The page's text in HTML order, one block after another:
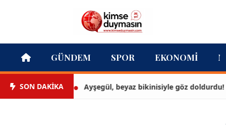
GÜNDEM SPOR EKONOMI
SON DAKİKA Ayşegül, beyaz bikinisiyle göz doldurdu!